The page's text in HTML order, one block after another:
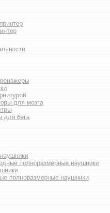
для мозга
для бега
полноразмерные наушники
полноразмерные наушники